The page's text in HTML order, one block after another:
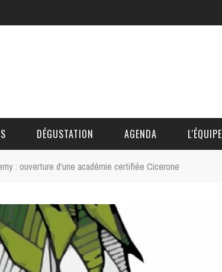
DÉGUSTATION AGENDA L'ÉQUIPE
: ouverture d'une académie certifiée Cicerone